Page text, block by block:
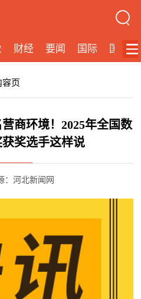
财经 要闻 国际 国内
容页
商环境！2025年全国数
奖选手这样说
：河北新闻网